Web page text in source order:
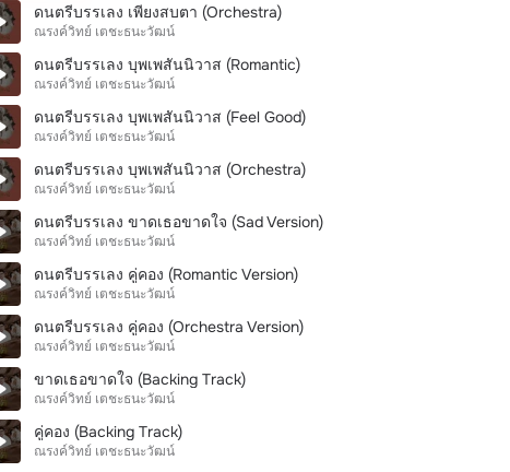
ดนตรีบรรเลง เพียงสบตา (Orchestra)
ณรงค์วิทย์ เตชะธนะวัฒน์
ดนตรีบรรเลง บุพเพสันนิวาส (Romantic)
ณรงค์วิทย์ เตชะธนะวัฒน์
ดนตรีบรรเลง บุพเพสันนิวาส (Feel Good)
ณรงค์วิทย์ เตชะธนะวัฒน์
ดนตรีบรรเลง บุพเพสันนิวาส (Orchestra)
ณรงค์วิทย์ เตชะธนะวัฒน์
ดนตรีบรรเลง ขาดเธอขาดใจ (Sad Version)
ณรงค์วิทย์ เตชะธนะวัฒน์
ดนตรีบรรเลง คู่คอง (Romantic Version)
ณรงค์วิทย์ เตชะธนะวัฒน์
ดนตรีบรรเลง คู่คอง (Orchestra Version)
ณรงค์วิทย์ เตชะธนะวัฒน์
ขาดเธอขาดใจ (Backing Track)
ณรงค์วิทย์ เตชะธนะวัฒน์
คู่คอง (Backing Track)
ณรงค์วิทย์ เตชะธนะวัฒน์